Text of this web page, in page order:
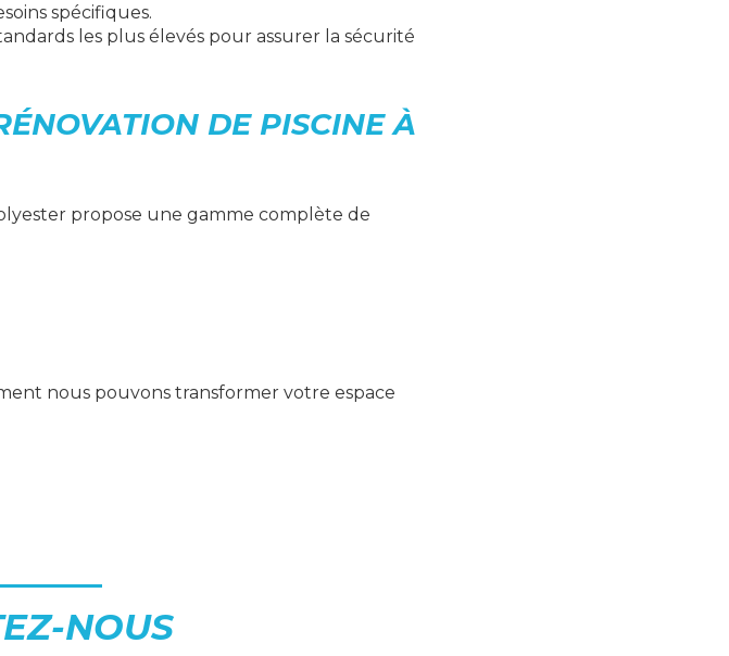
spécifiques.
les plus élevés pour assurer la sécurité
DE PISCINE À
propose une gamme complète de
nous pouvons transformer votre espace
NOUS